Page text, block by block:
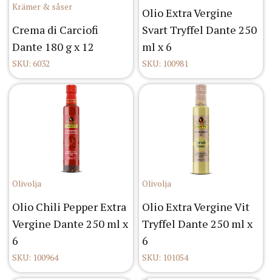
Krämer & såser
Crema di Carciofi
Dante 180 g x 12
SKU: 6032
Olio Extra Vergine
Svart Tryffel Dante 250
ml x 6
SKU: 100981
Olivolja
Olio Chili Pepper Extra
Vergine Dante 250 ml x
6
SKU: 100964
Olivolja
Olio Extra Vergine Vit
Tryffel Dante 250 ml x
6
SKU: 101054